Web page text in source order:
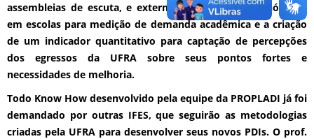
assembleias de escuta, e externa por meio de diagnósticos
em escolas para medição de demanda acadêmica e a criação
de um indicador quantitativo para captação de percepções
dos egressos da UFRA sobre seus pontos fortes e
necessidades de melhoria.
Todo Know How desenvolvido pela equipe da PROPLADI já foi
demandado por outras IFES, que seguirão as metodologias
criadas pela UFRA para desenvolver seus novos PDIs. O prof.